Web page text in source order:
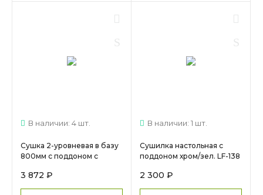
В наличии: 4 шт.
Сушка 2-уровневая в базу
800мм с поддоном с
Черная(LOFT) 13.09.04.4.0.1
МС 817
3 872 ₽
В наличии: 1 шт.
Сушилка настольная с
поддоном хром/зел. LF-138
2 300 ₽